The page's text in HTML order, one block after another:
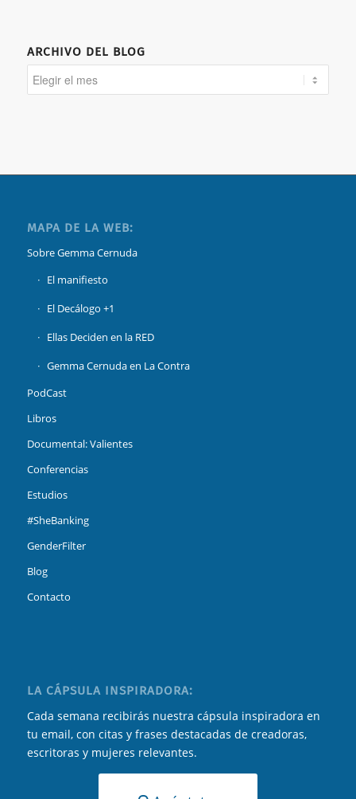
ARCHIVO DEL BLOG
MAPA DE LA WEB:
Sobre Gemma Cernuda
El manifiesto
El Decálogo +1
Ellas Deciden en la RED
Gemma Cernuda en La Contra
PodCast
Libros
Documental: Valientes
Conferencias
Estudios
#SheBanking
GenderFilter
Blog
Contacto
LA CÁPSULA INSPIRADORA:
Cada semana recibirás nuestra cápsula inspiradora en
tu email, con citas y frases destacadas de creadoras,
escritoras y mujeres relevantes.